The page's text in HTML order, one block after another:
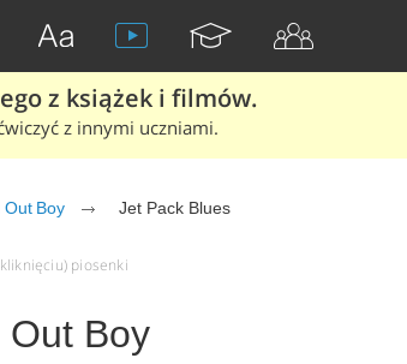
z książek i filmów.
z innymi uczniami.
Out Boy Jet Pack Blues
piosenki
Boy